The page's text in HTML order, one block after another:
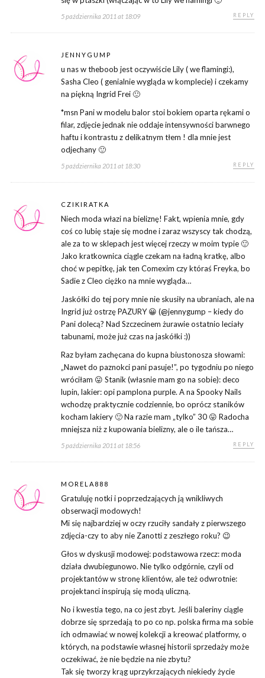
5 października 2011 at 18:09 REPLY
JENNYGUMP
u nas w theboob jest oczywiście Lily ( we flamingi:),
Sasha Cleo ( genialnie wygląda w komplecie) i czekamy
na piękną Ingrid Frei 🙂
*msn Pani w modelu balor stoi bokiem oparta rękami o
filar, zdjęcie jednak nie oddaje intensywności barwnego
haftu i kontrastu z delikatnym tłem ! dla mnie jest
odjechany 🙂
5 października 2011 at 18:30 REPLY
CZIKIRATKA
Niech moda włazi na bieliznę! Fakt, wpienia mnie, gdy
coś co lubię staje się modne i zaraz wszyscy tak chodzą,
ale za to w sklepach jest więcej rzeczy w moim typie 🙂
Jako kratkownica ciągle czekam na ładną kratkę, albo
choć w pepitkę, jak ten Comexim czy któraś Freyka, bo
Sadie z Cleo ciężko na mnie wygląda…
Jaskółki do tej pory mnie nie skusiły na ubraniach, ale na
Ingrid już ostrzę PAZURY 😀 (@jennygump – kiedy do
Pani dolecą? Nad Szczecinem żurawie ostatnio leciały
tabunami, może już czas na jaskółki :))
Raz byłam zachęcana do kupna biustonosza słowami:
„Nawet do paznokci pani pasuje!”, po tygodniu po niego
wróciłam 😛 Stanik (własnie mam go na sobie): deco
lupin, lakier: opi pamplona purple. A na Spooky Nails
wchodzę praktycznie codziennie, bo oprócz staników
kocham lakiery 🙂 Na razie mam „tylko” 30 😛 Radocha
mniejsza niż z kupowania bielizny, ale o ile tańsza…
5 października 2011 at 18:56 REPLY
MORELA888
Gratuluję notki i poprzedzających ją wnikliwych
obserwacji modowych!
Mi się najbardziej w oczy rzuciły sandały z pierwszego
zdjęcia-czy to aby nie Zanotti z zeszłego roku? 😉
Głos w dyskusji modowej: podstawowa rzecz: moda
działa dwubiegunowo. Nie tylko odgórnie, czyli od
projektantów w stronę klientów, ale też odwrotnie:
projektanci inspirują się modą uliczną.
No i kwestia tego, na co jest zbyt. Jeśli baleriny ciągle
dobrze się sprzedają to po co np. polska firma ma sobie
ich odmawiać w nowej kolekcji a kreować platformy, o
których, na podstawie własnej historii sprzedaży może
oczekiwać, że nie będzie na nie zbytu?
Tak się tworzy krąg uprzykrzających niekiedy życie